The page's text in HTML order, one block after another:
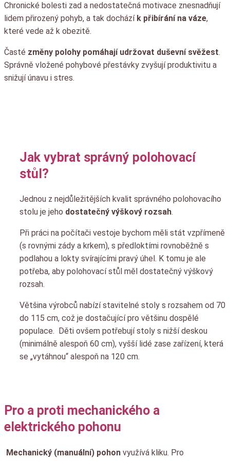
Chronické bolesti zad a nedostatečná motivace znesnadňují
lidem přirozený pohyb, a tak dochází k přibírání na váze,
které vede až k obezitě.
Časté změny polohy pomáhají udržovat duševní svěžest.
Správně vložené pohybové přestávky zvyšují produktivitu a
snižují únavu i stres.
Jak vybrat správný polohovací
stůl?
Jednou z nejdůležitějších kvalit správného polohovacího
stolu je jeho dostatečný výškový rozsah.
Při práci na počítači vestoje bychom měli stát vzpřímeně
(s rovnými zády a krkem), s předloktími rovnoběžně s
podlahou a lokty svírajícími pravý úhel. K tomu je ale
potřeba, aby polohovací stůl měl dostatečný výškový
rozsah.
Většina výrobců nabízí stavitelné stoly s rozsahem od 70
do 115 cm, což je dostačující pro většinu dospělé
populace. Děti ovšem potřebují stoly s nižší deskou
(minimálně alespoň 60 cm), vyšší lidé zase zařízení, která
se „vytáhnou“ alespoň na 120 cm.
Pro a proti mechanického a
elektrického pohonu
Mechanický (manuální) pohon využívá kliku. Pro